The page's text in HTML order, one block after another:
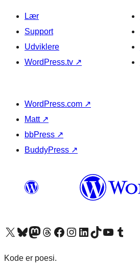
Lær
Support
Udviklere
WordPress.tv ↗
WordPress.com ↗
Matt ↗
bbPress ↗
BuddyPress ↗
Besøg vores X (tidligere Twitter) konto
Besøg vores Bluesky-konto
Besøg vores Mastodon konto
Besøg vores Threads-konto
Besøg vores Facebook sideBesøg vores Instagram konto
Besøg vores LinkedIn konto
Besøg vores TikTok-konto
Besøg vores YouTube-kanalBesøg vores Tumblr-konto
Kode er poesi.